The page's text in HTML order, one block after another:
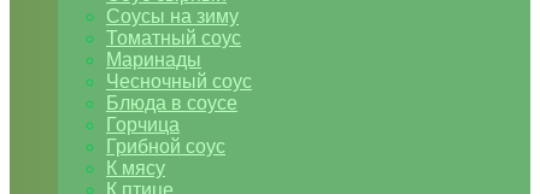
Соусы на зиму
Томатный соус
Маринады
Чесночный соус
Блюда в соусе
Горчица
Грибной соус
К мясу
К птице